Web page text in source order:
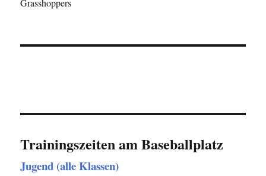
Grasshoppers
Trainingszeiten am Baseballplatz
Jugend (alle Klassen)